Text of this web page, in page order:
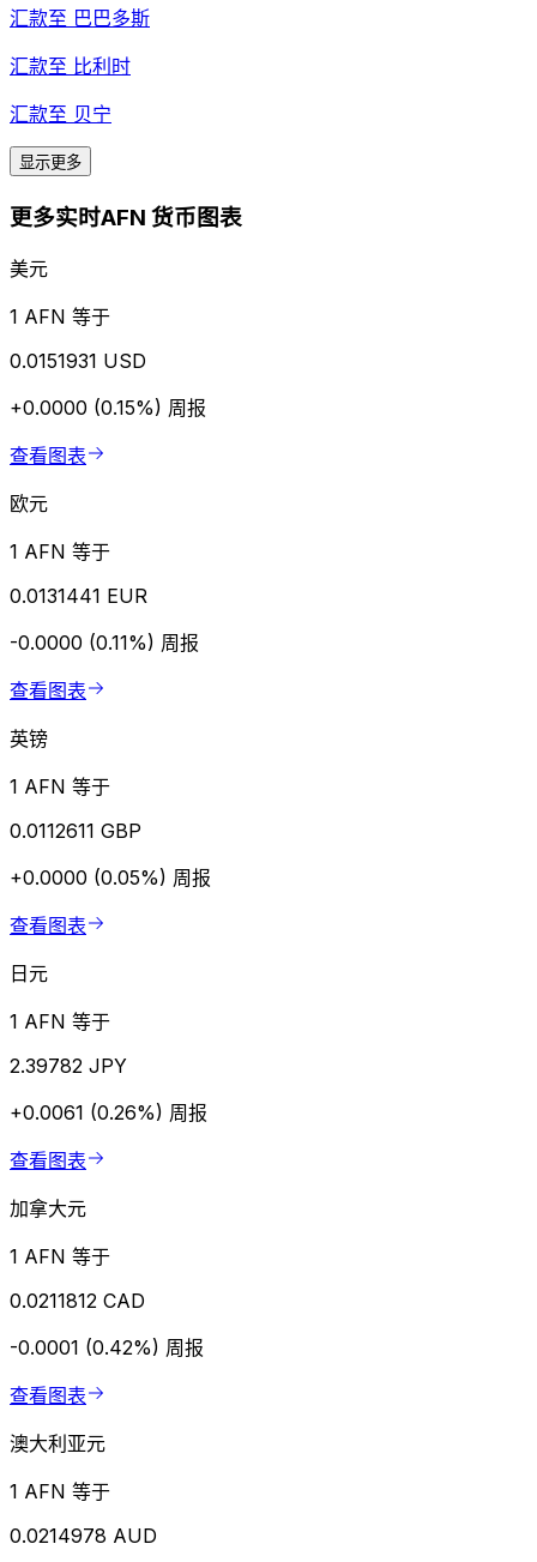
汇款至 巴巴多斯
汇款至 比利时
汇款至 贝宁
显示更多
更多实时AFN 货币图表
美元
1 AFN 等于
0.0151931 USD
+0.0000 (0.15%) 周报
查看图表
欧元
1 AFN 等于
0.0131441 EUR
-0.0000 (0.11%) 周报
查看图表
英镑
1 AFN 等于
0.0112611 GBP
+0.0000 (0.05%) 周报
查看图表
日元
1 AFN 等于
2.39782 JPY
+0.0061 (0.26%) 周报
查看图表
加拿大元
1 AFN 等于
0.0211812 CAD
-0.0001 (0.42%) 周报
查看图表
澳大利亚元
1 AFN 等于
0.0214978 AUD